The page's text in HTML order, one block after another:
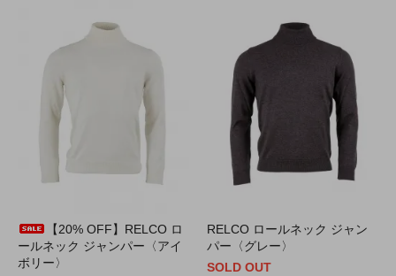
【20% OFF】RELCO ロ
ールネック ジャンパー〈アイ
ボリー〉
RELCO ロールネック ジャン
パー〈グレー〉
SOLD OUT